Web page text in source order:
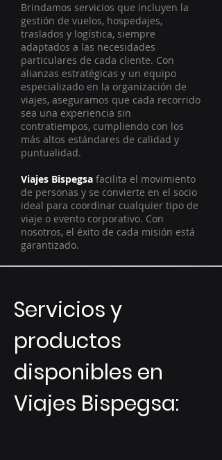
Brindamos servicios que incluyen la
gestión de vuelos, hospedajes,
traslados y logística, siempre
adaptados a las necesidades
particulares de cada cliente. Con
alianzas estratégicas y un equipo
especializado en la organización de
viajes, aseguramos que cada recorrido
sea una experiencia sin
contratiempos, cumpliendo con los
más altos estándares de calidad y
puntualidad.
Viajes Bispegsa facilita el movimiento
de personas y se convierte en el socio
ideal para coordinar cualquier tipo de
viaje o evento corporativo. Con
nosotros, el éxito de cada misión está
garantizado.
Servicios y
productos
disponibles en
Viajes Bispegsa: